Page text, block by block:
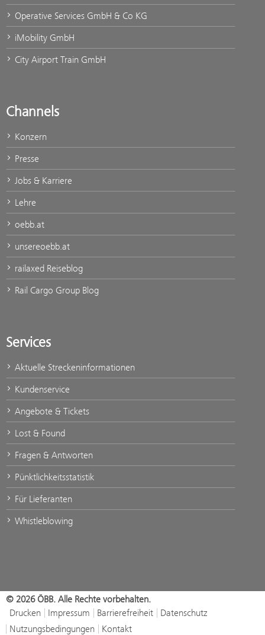
Operative Services GmbH & Co KG
iMobility GmbH
City Airport Train GmbH
Channels
Konzern
Presse
Jobs & Karriere
Lehre
oebb.at
unsereoebb.at
railaxed Reiseblog
Rail Cargo Group Blog
Services
Aktuelle Streckeninformationen
Kundenservice
Angebote & Tickets
Lost & Found
Fragen & Antworten
Pünktlichkeitsstatistik
Für Lieferanten
Whistleblowing
© 2026 ÖBB. Alle Rechte vorbehalten.
Drucken
Impressum Barrierefreiheit
Datenschutz
Nutzungsbedingungen
Kontakt